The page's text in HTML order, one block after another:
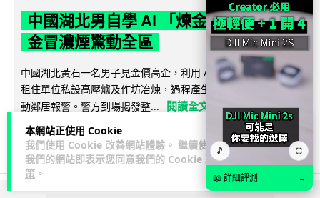
本網站正使用 Cookie
我們使用 Cookie 改善網站體驗。 繼續使用
我們的網站即表示您同意我們的 Cookie 政
策 。
中國湖北男自學 AI 「煉金術」 屋內煉
金冒濃煙驚動全區
中國湖北黃石一名男子見金價高企，利用 AI 自學提煉黃金，在
租住單位私設高壓爐及作坊冶煉，過程產生大量刺鼻濃煙，驚
動鄰居報警。警方到場揭發整...
閱讀全文
114 8 ↗ 分享
🎵 ⛶
📖 詳細評測 →